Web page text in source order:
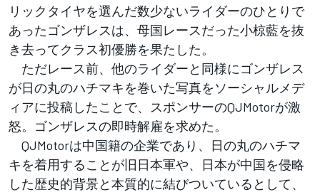
リックタイヤを選んだ数少ないライダーのひとりで
あったゴンザレスは、母国レースだった小椋藍を抜
き去ってクラス初優勝を果たした。
ただレース前、他のライダーと同様にゴンザレス
が日の丸のハチマキを巻いた写真をソーシャルメデ
ィアに投稿したことで、スポンサーのQJMotorが激
怒。ゴンザレスの即時解雇を求めた。
QJMotorは中国籍の企業であり、日の丸のハチマ
キを着用することが旧日本軍や、日本が中国を侵略
した歴史的背景と本質的に結びついているとして、